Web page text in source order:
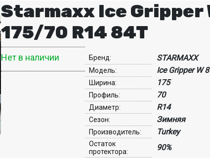
Starmaxx Ice Gripper
175/70 R14 84T
Нет в наличии Бренд: STARMAXX
Модель: Ice Gripper W
Ширина: 175
Профиль: 70
Диаметр: R14
Сезон: Зимняя
Производитель: Turkey
Остаток
протектора:
90%